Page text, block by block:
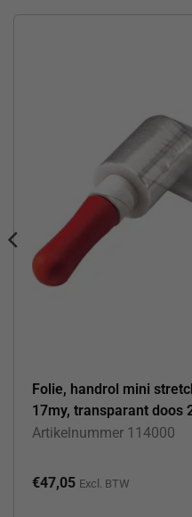
Folie, handrol mini
17my, transparant doos
Artikelnummer 114000
€47,05 Excl. BTW